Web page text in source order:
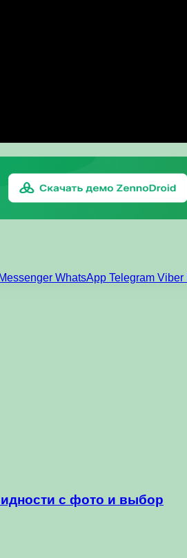
WhatsApp Telegram Viber
с фото и выбор